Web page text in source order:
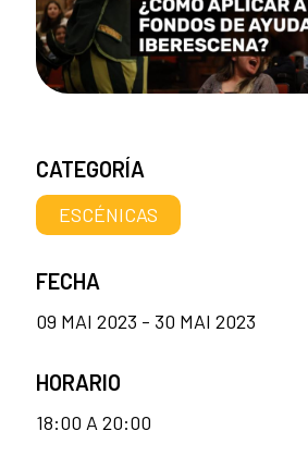
CATEGORÍA
ESCÉNICAS
FECHA
09 MAI 2023 - 30 MAI 2023
HORARIO
18:00 A 20:00